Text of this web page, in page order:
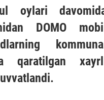
oylari
DOMO
qaratilgan